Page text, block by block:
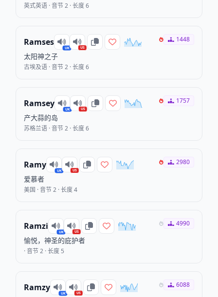
英式英语 · 音节 2 · 长度 6
Ramses
UK US
太阳神之子
古埃及语 · 音节 2 · 长度 6
1448
Ramsey
UK US
产大蒜的岛
苏格兰语 · 音节 2 · 长度 6
1757
Ramy
UK US
爱慕者
美国 · 音节 2 · 长度 4
2980
Ramzi
UK US
愉悦，神圣的庇护者
· 音节 2 · 长度 5
4990
Ramzy
UK US
6088